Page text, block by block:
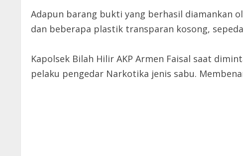
Adapun barang bukti yang berhasil diamankan
dan beberapa plastik transparan kosong,
Kapolsek Bilah Hilir AKP Armen Faisal saat
pelaku pengedar Narkotika jenis sabu.